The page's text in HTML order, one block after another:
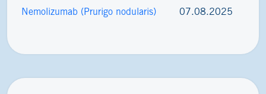
Nemolizumab (Prurigo nodularis) 07.08.2025